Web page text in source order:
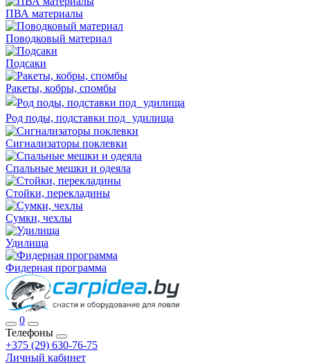
ПВА материалы
Поводковый материал
Подсаки
Ракеты, кобры, спомбы
Род поды, подставки под удилища
Сигнализаторы поклевки
Спальные мешки и одеяла
Стойки, перекладины
Сумки, чехлы
Удилища
Фидерная программа
0
Телефоны
+375 (29) 630-76-75
Личный кабинет